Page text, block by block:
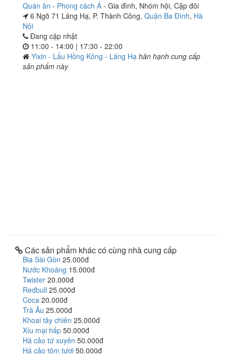
Quán ăn - Phong cách Á - Gia đình, Nhóm hội, Cặp đôi
6 Ngõ 71 Láng Hạ, P. Thành Công, Quận Ba Đình, Hà
Nội
Đang cập nhật
11:00 - 14:00 | 17:30 - 22:00
Yixin - Lẩu Hồng Kông - Láng Hạ hân hạnh cung cấp
sản phẩm này
Các sản phẩm khác có cùng nhà cung cấp
Bia Sài Gòn 25.000đ
Nước Khoáng 15.000đ
Twister 20.000đ
Redbull 25.000đ
Coca 20.000đ
Trà Âu 25.000đ
Khoai tây chiên 25.000đ
Xíu mại hấp 50.000đ
Há cảo tứ xuyên 50.000đ
Há cảo tôm tươi 50.000đ